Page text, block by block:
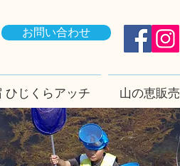
お問い合わせ
ひじくらアッチ 山の恵販売